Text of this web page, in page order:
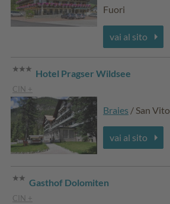
Fuori
vai al sito
Hotel Pragser Wildsee
CIN +
Braies / San Vito
vai al sito
Gasthof Dolomiten
CIN +